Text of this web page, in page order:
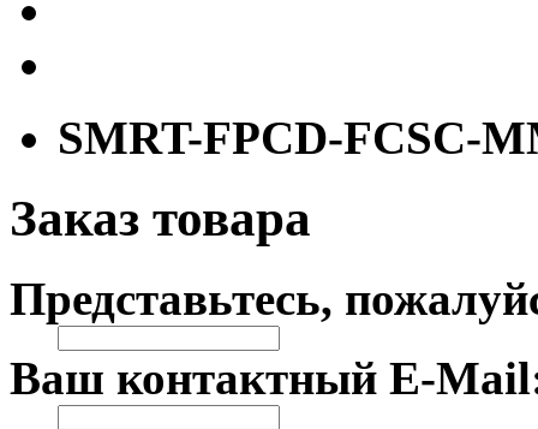
SMRT-FPCD-FCSC-
Заказ товара
Представьтесь,
Ваш контактный E-